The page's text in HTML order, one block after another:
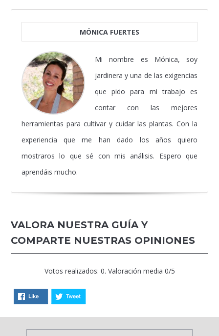
MÓNICA FUERTES
Mi nombre es Mónica, soy
jardinera y una de las exigencias
que pido para mi trabajo es
contar con las mejores
herramientas para cultivar y cuidar las plantas. Con la
experiencia que me han dado los años quiero
mostraros lo que sé con mis análisis. Espero que
aprendáis mucho.
VALORA NUESTRA GUÍA Y
COMPARTE NUESTRAS OPINIONES
Votos realizados: 0. Valoración media 0/5